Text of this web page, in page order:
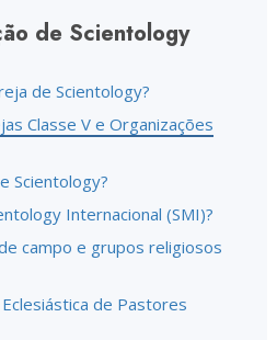
de Scientology
de Scientology?
Classe V e Organizações
Scientology?
Internacional (SMI)?
campo e grupos religiosos
de Pastores